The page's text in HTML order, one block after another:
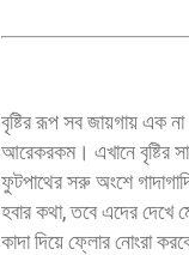
বৃষ্টির রূপ সব জায়গায় এক
আরেকরকম। এখানে বৃষ্টির
ফুটপাথের সরু অংশে
হবার কথা, তবে এদের দেখে
কাদা দিয়ে ফ্লোর নোংরা